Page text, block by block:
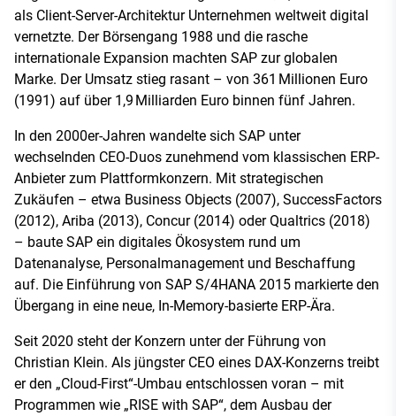
als Client-Server-Architektur Unternehmen weltweit digital
vernetzte. Der Börsengang 1988 und die rasche
internationale Expansion machten SAP zur globalen
Marke. Der Umsatz stieg rasant – von 361 Millionen Euro
(1991) auf über 1,9 Milliarden Euro binnen fünf Jahren.
In den 2000er-Jahren wandelte sich SAP unter
wechselnden CEO-Duos zunehmend vom klassischen ERP-
Anbieter zum Plattformkonzern. Mit strategischen
Zukäufen – etwa Business Objects (2007), SuccessFactors
(2012), Ariba (2013), Concur (2014) oder Qualtrics (2018)
– baute SAP ein digitales Ökosystem rund um
Datenanalyse, Personalmanagement und Beschaffung
auf. Die Einführung von SAP S/4HANA 2015 markierte den
Übergang in eine neue, In-Memory-basierte ERP-Ära.
Seit 2020 steht der Konzern unter der Führung von
Christian Klein. Als jüngster CEO eines DAX-Konzerns treibt
er den „Cloud-First“-Umbau entschlossen voran – mit
Programmen wie „RISE with SAP“, dem Ausbau der